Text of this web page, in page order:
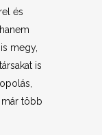
és
megy,
is
több